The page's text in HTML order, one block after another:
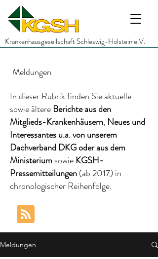
Krankenhausgesellschaft Schleswig-Holstein e.V.
Meldungen
In dieser Rubrik finden Sie aktuelle
sowie ältereBerichteaus den
Mitglieds-Krankenhäusern, Neues und
Interessantesu.a.von unserem
Dachverband DKGoder aus dem
MinisteriumsowieKGSH-
Pressemitteilungen(ab 2017) in
chronologischer Reihenfolge.
Meldungen